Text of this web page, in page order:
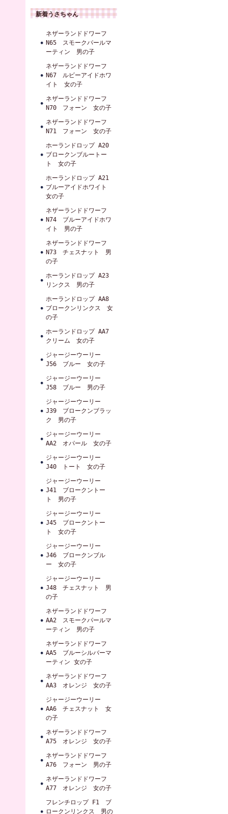
新着うさちゃん
ネザーランドドワーフ
N65 スモークパールマ
ーティン 男の子
ネザーランドドワーフ
N67 ルビーアイドホワ
イト 女の子
ネザーランドドワーフ
N70 フォーン 女の子
ネザーランドドワーフ
N71 フォーン 女の子
ホーランドロップ A20
ブロークンブルートー
ト 女の子
ホーランドロップ A21
ブルーアイドホワイト
女の子
ネザーランドドワーフ
N74 ブルーアイドホワ
イト 男の子
ネザーランドドワーフ
N73 チェスナット 男
の子
ホーランドロップ A23
リンクス 男の子
ホーランドロップ AA8
ブロークンリンクス 女
の子
ホーランドロップ AA7
クリーム 女の子
ジャージーウーリー
J56 ブルー 女の子
ジャージーウーリー
J58 ブルー 男の子
ジャージーウーリー
J39 ブロークンブラッ
ク 男の子
ジャージーウーリー
AA2 オパール 女の子
ジャージーウーリー
J40 トート 女の子
ジャージーウーリー
J41 ブロークントー
ト 男の子
ジャージーウーリー
J45 ブロークントー
ト 女の子
ジャージーウーリー
J46 ブロークンブル
ー 女の子
ジャージーウーリー
J48 チェスナット 男
の子
ネザーランドドワーフ
AA2 スモークパールマ
ーティン 男の子
ネザーランドドワーフ
AA5 ブルーシルバーマ
ーティン 女の子
ネザーランドドワーフ
AA3 オレンジ 女の子
ジャージーウーリー
AA6 チェスナット 女
の子
ネザーランドドワーフ
A75 オレンジ 女の子
ネザーランドドワーフ
A76 フォーン 男の子
ネザーランドドワーフ
A77 オレンジ 女の子
フレンチロップ F1 ブ
ロークンリンクス 男の